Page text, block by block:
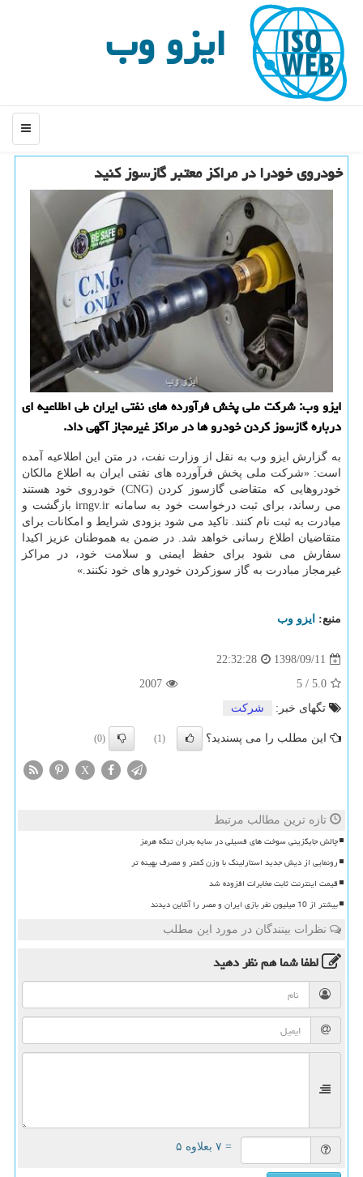
ایزو وب
منو
خودروی خودرا در مراكز معتبر گازسوز كنید
ایزو وب: شركت ملی پخش فرآورده های نفتی ایران طی اطلاعیه ای
درباره گازسوز كردن خودرو ها در مراكز غیرمجاز آگهی داد.
به گزارش ایزو وب به نقل از وزارت نفت، در متن این اطلاعیه آمده
است: «شركت ملی پخش فرآورده های نفتی ایران به اطلاع مالكان
خودروهایی كه متقاضی گازسوز كردن (CNG) خودروی خود هستند
می رساند، برای ثبت درخواست خود به سامانه irngv.ir بازگشت و
مبادرت به ثبت نام كنند. تاكید می شود بزودی شرایط و امكانات برای
متقاضیان اطلاع رسانی خواهد شد. در ضمن به هموطنان عزیز اكیدا
سفارش می شود برای حفظ ایمنی و سلامت خود، در مراكز
غیرمجاز مبادرت به گاز سوزكردن خودرو های خود نكنند.»
منبع: ایزو وب
1398/09/11
22:32:28
5.0
/
5
2007
تگهای خبر:
شركت
این مطلب را می پسندید؟ (1)
(0)
X
تازه ترین مطالب مرتبط
چالش جایگزینی سوخت های فسیلی در سایه بحران تنگه هرمز
رونمایی از دیش جدید استارلینک با وزن کمتر و مصرف بهینه تر
قیمت اینترنت ثابت مخابرات افزوده شد
بیشتر از 10 میلیون نفر بازی ایران و مصر را آنلاین دیدند
نظرات بینندگان در مورد این مطلب
لطفا شما همنظر دهید
= ۷ بعلاوه ۵